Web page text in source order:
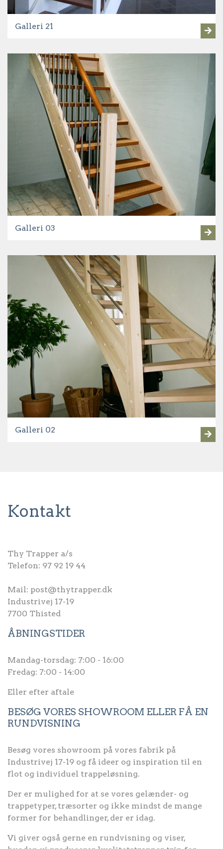
Galleri 21
Galleri 03
Galleri 02
Kontakt
Thy Trapper a/s
Telefon: 97 92 19 44
Mail: post@thytrapper.dk
Industrivej 17-19
7700 Thisted
ÅBNINGSTIDER
Mandag-torsdag: 7:00 - 16:00
Fredag: 7:00 - 14:00
Eller efter aftale
BESØG VORES SHOWROOM ELLER FÅ EN
RUNDVISNING
Besøg vores showroom på vores fabrik på
Industrivej 17-19 og få ideer og inspiration til en
flot og individuel trappeløsning.
Der er mulighed for at se vores gelænder- og
trappetyper, træsorter og ikke mindst de mange
former for behandlinger, der er idag.
Vi giver også gerne en rundvisning og viser,